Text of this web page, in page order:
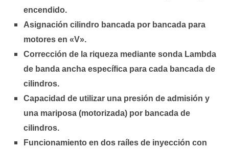
encendido.
Asignación cilindro bancada por bancada para
motores en «V».
Corrección de la riqueza mediante sonda Lambda
de banda ancha específica para cada bancada de
cilindros.
Capacidad de utilizar una presión de admisión y
una mariposa (motorizada) por bancada de
cilindros.
Funcionamiento en dos raíles de inyección con